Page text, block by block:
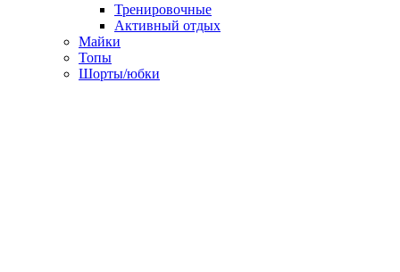
Тренировочные
Активный отдых
Майки
Топы
Шорты/юбки